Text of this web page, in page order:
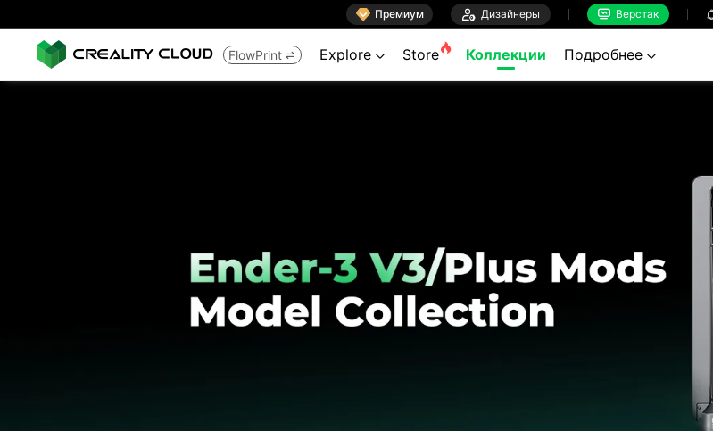
 Премиум  Дизайнеры  Верстак
FlowPrint  Explore  Store Коллекции Подробнее 